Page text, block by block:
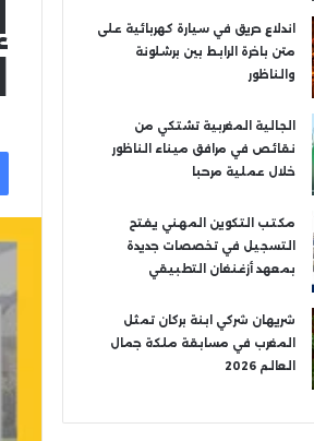
اندلاع حريق في سيارة كهربائية على
متن باخرة الرابط بين برشلونة
والناظور
الجالية المغربية تشتكي من
نقائص في مرافق ميناء الناظور
خلال عملية مرحبا
مكتب التكوين المهني يفتح
التسجيل في تخصصات جديدة
بمعهد أزغنغان التطبيقي
شريهان شركي ابنة بركان تمثل
المغرب في مسابقة ملكة جمال
العالم 2026